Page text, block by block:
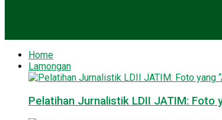
Home
Lamongan
Pelatihan Jurnalistik LDII JATIM: Foto